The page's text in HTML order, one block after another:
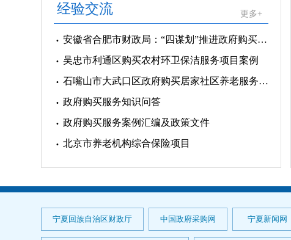
经验交流 更多+
安徽省合肥市财政局：“四谋划”推进政府购买服务
吴忠市利通区购买农村环卫保洁服务项目案例
石嘴山市大武口区政府购买居家社区养老服务项目案例
政府购买服务知识问答
政府购买服务案例汇编及政策文件
北京市养老机构综合保险项目
宁夏回族自治区财政厅 中国政府采购网 宁夏新闻网